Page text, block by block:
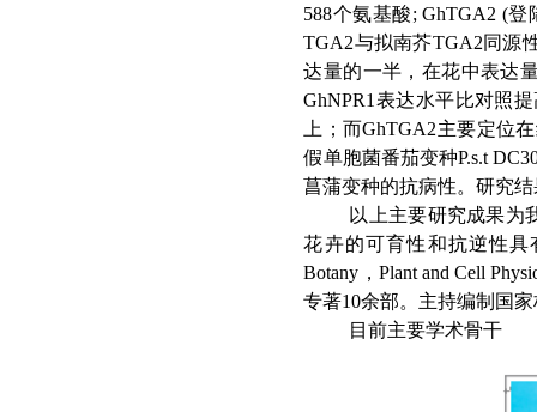
588个氨基酸; GhTGA2 (登
TGA2与拟南芥TGA2同源
达量的一半，在花中表达
GhNPR1表达水平比对照
上；而GhTGA2主要定位
假单胞菌番茄变种P.s.t
菖蒲变种的抗病性。研究
以上主要研究成果为
花卉的可育性和抗逆性具
Botany，Plant and Cell
专著10余部。主持编制国
目前主要学术骨干